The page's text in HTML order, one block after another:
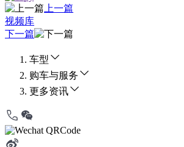
上一篇
视频库
下一篇
车型
购车与服务
更多资讯